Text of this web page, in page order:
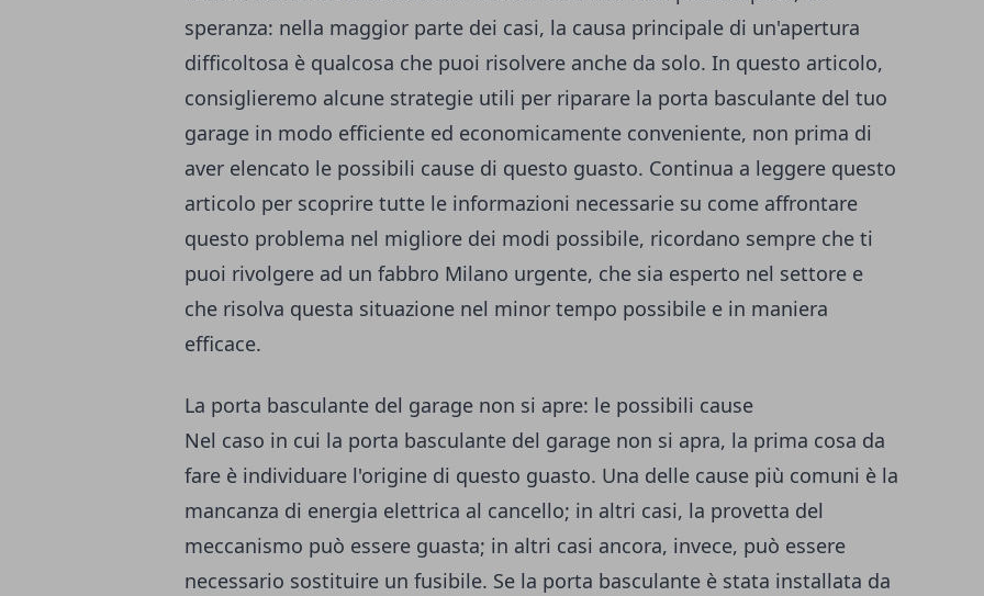
speranza: nella maggior parte dei casi, la causa principale di un'apertura
difficoltosa è qualcosa che puoi risolvere anche da solo. In questo articolo,
consiglieremo alcune strategie utili per riparare la porta basculante del tuo
garage in modo efficiente ed economicamente conveniente, non prima di
aver elencato le possibili cause di questo guasto. Continua a leggere questo
articolo per scoprire tutte le informazioni necessarie su come affrontare
questo problema nel migliore dei modi possibile, ricordano sempre che ti
puoi rivolgere ad un fabbro Milano urgente, che sia esperto nel settore e
che risolva questa situazione nel minor tempo possibile e in maniera
efficace.
La porta basculante del garage non si apre: le possibili cause
Nel caso in cui la porta basculante del garage non si apra, la prima cosa da
fare è individuare l'origine di questo guasto. Una delle cause più comuni è la
mancanza di energia elettrica al cancello; in altri casi, la provetta del
meccanismo può essere guasta; in altri casi ancora, invece, può essere
necessario sostituire un fusibile. Se la porta basculante è stata installata da